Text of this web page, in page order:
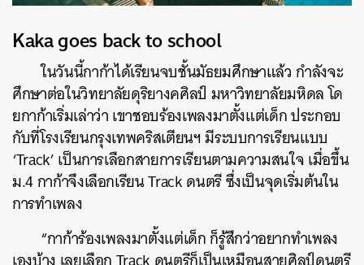
Kaka goes back to school
ในวันนี้กาก้าได้เรียนจบชั้นมัธยมศึกษาแล้ว กำลังจะ
ศึกษาต่อในวิทยาลัยดุริยางคศิลป์ มหาวิทยาลัยมหิดล โด
ยกาก้าเริ่มเล่าว่า เขาชอบร้องเพลงมาตั้งแต่เด็ก ประกอบ
กับที่โรงเรียนกรุงเทพคริสเตียนฯ มีระบบการเรียนแบบ
‘Track’ เป็นการเลือกสายการเรียนตามความสนใจ เมื่อขึ้น
ม.4 กาก้าจึงเลือกเรียนTrack ดนตรี ซึ่งเป็นจุดเริ่มต้นใน
การทำเพลง
“กาก้าร้องเพลงมาตั้งแต่เด็ก ก็รู้สึกว่าอยากทำเพลง